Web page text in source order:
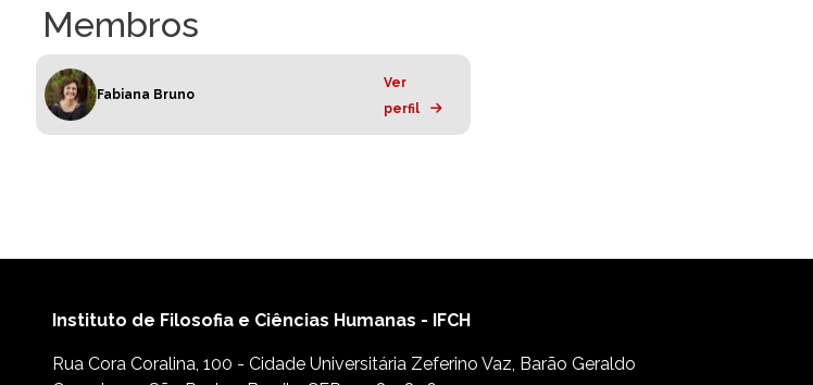
Membros
Fabiana Bruno
Ver
perfil
Instituto de Filosofia e Ciências Humanas - IFCH
Rua Cora Coralina, 100 - Cidade Universitária Zeferino Vaz, Barão Geraldo